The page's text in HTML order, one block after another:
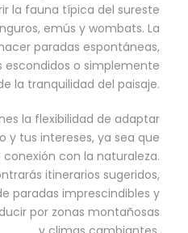
la fauna típica del sureste
emús y wombats. La
paradas espontáneas,
escondidos o simplemente
la tranquilidad del paisaje.
la flexibilidad de adaptar
y tus intereses, ya sea que
con la naturaleza.
itinerarios sugeridos,
paradas imprescindibles y
por zonas montañosas